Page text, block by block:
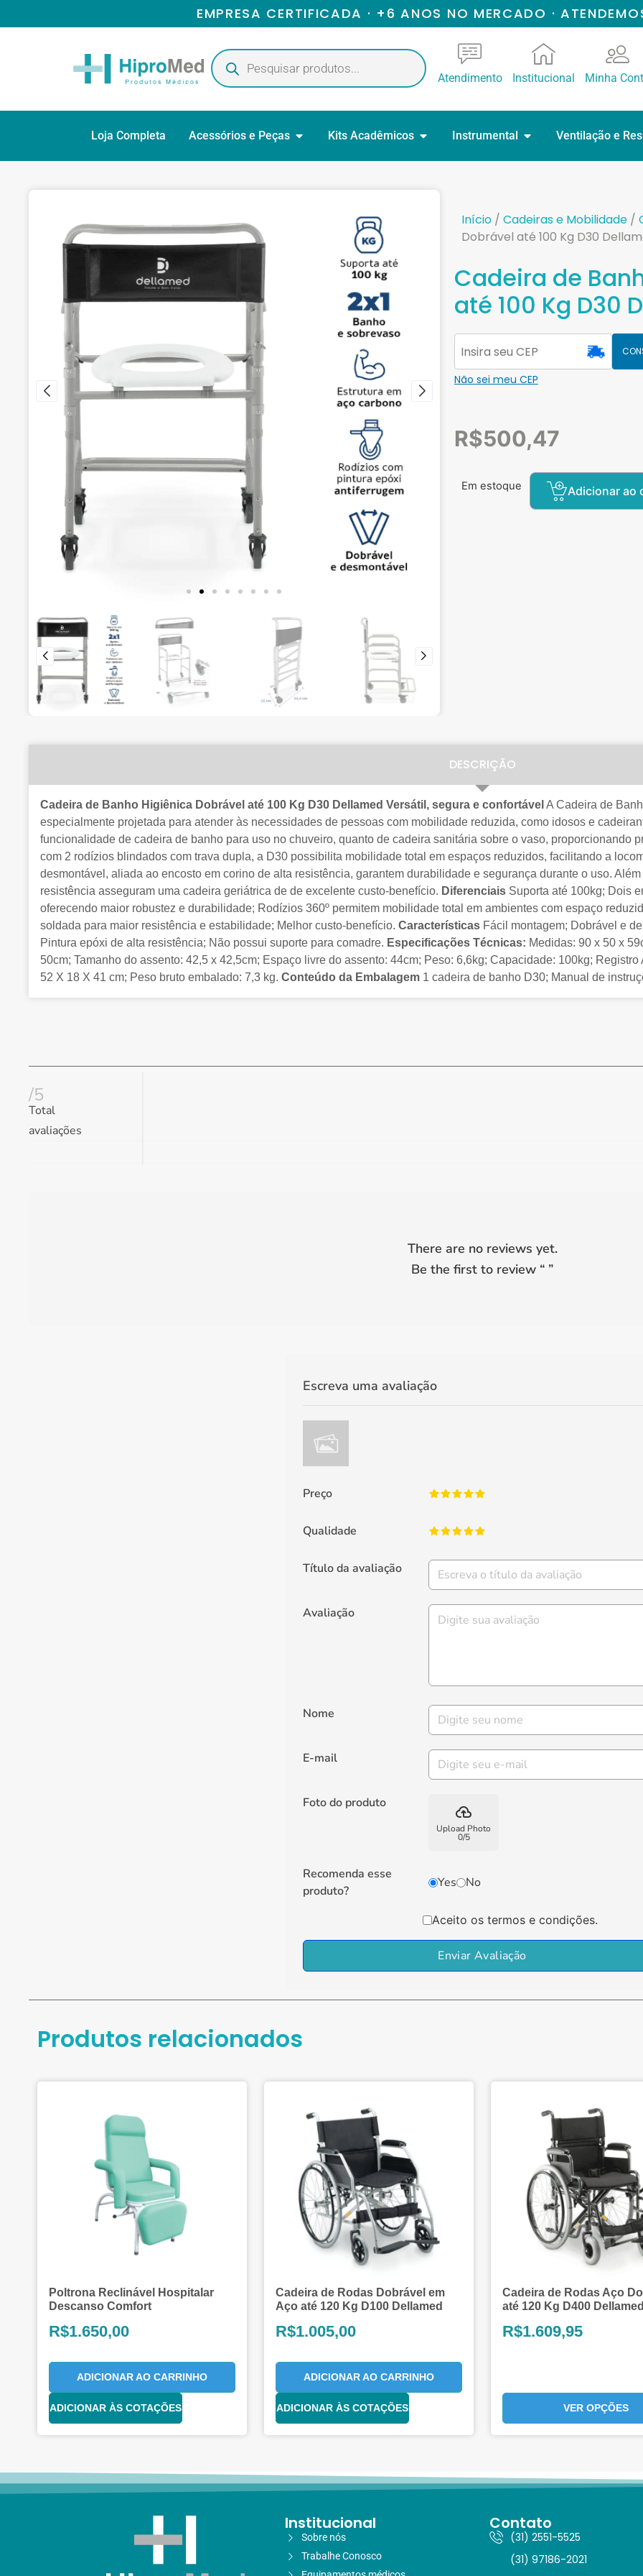
EMPRESA CERTIFICADA · +6 ANOS NO MERCADO ·
Atendimento Institucional Minha
Loja Completa Acessórios e Peças Kits Acadêmicos Instrumental Ventilação e
Início/ Cadeiras e Mobilidade/
Dobrável até 100 Kg D30
Cadeira de
até 100 Kg D30
Não sei meu CEP
R$500,47
Em estoque Adicionar ao
DESCRIÇÃO
Cadeira de Banho Higiênica Dobrável até 100 Kg D30 Dellamed Versátil, segura e confortável A Cadeira de
especialmente projetada para atender às necessidades de pessoas com mobilidade reduzida, como idosos e
funcionalidade de cadeira de banho para uso no chuveiro, quanto de cadeira sanitária sobre o vaso, proporcionando
com 2 rodízios blindados com trava dupla, a D30 possibilita mobilidade total em espaços reduzidos, facilitando a
desmontável, aliada ao encosto em corino de alta resistência, garantem durabilidade e segurança durante o uso.
resistência asseguram uma cadeira geriátrica de de excelente custo-benefício. Diferenciais Suporta até 100kg; Dois
oferecendo maior robustez e durabilidade; Rodízios 360º permitem mobilidade total em ambientes com espaço
soldada para maior resistência e estabilidade; Melhor custo-benefício. Características Fácil montagem; Dobrável e
Pintura epóxi de alta resistência; Não possui suporte para comadre. Especificações Técnicas: Medidas: 90 x 50 x
50cm; Tamanho do assento: 42,5 x 42,5cm; Espaço livre do assento: 44cm; Peso: 6,6kg; Capacidade: 100kg;
52 X 18 X 41 cm; Peso bruto embalado: 7,3 kg. Conteúdo da Embalagem 1 cadeira de banho D30; Manual de
/5
Total
avaliações
There are no reviews yet.
Be the first to review “ ”
Escreva uma avaliação
Preço
Qualidade
Título da avaliação
Avaliação
Nome
E-mail
Foto do produto backup
Upload Photo
0/5
Recomenda esse
produto?
Yes No
Aceito os termos e condições.
Enviar Avaliação
Produtos relacionados
Poltrona Reclinável Hospitalar
Descanso Comfort
R$1.650,00
ADICIONAR AO CARRINHO
ADICIONAR ÀS COTAÇÕES
Cadeira de Rodas Dobrável em
Aço até 120 Kg D100 Dellamed
R$1.005,00
ADICIONAR AO CARRINHO
ADICIONAR ÀS COTAÇÕES
Cadeira de Rodas Aço
até 120 Kg D400
R$1.609,95
VER OPÇÕES
Institucional
Sobre nós
Trabalhe Conosco
Contato
(31) 2551-5525
(31) 97186-2021